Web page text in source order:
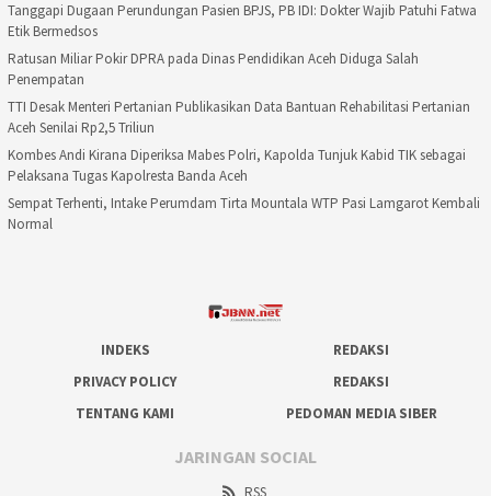
Tanggapi Dugaan Perundungan Pasien BPJS, PB IDI: Dokter Wajib Patuhi Fatwa
Etik Bermedsos
Ratusan Miliar Pokir DPRA pada Dinas Pendidikan Aceh Diduga Salah
Penempatan
TTI Desak Menteri Pertanian Publikasikan Data Bantuan Rehabilitasi Pertanian
Aceh Senilai Rp2,5 Triliun
Kombes Andi Kirana Diperiksa Mabes Polri, Kapolda Tunjuk Kabid TIK sebagai
Pelaksana Tugas Kapolresta Banda Aceh
Sempat Terhenti, Intake Perumdam Tirta Mountala WTP Pasi Lamgarot Kembali
Normal
INDEKS
REDAKSI
PRIVACY POLICY
REDAKSI
TENTANG KAMI
PEDOMAN MEDIA SIBER
JARINGAN SOCIAL